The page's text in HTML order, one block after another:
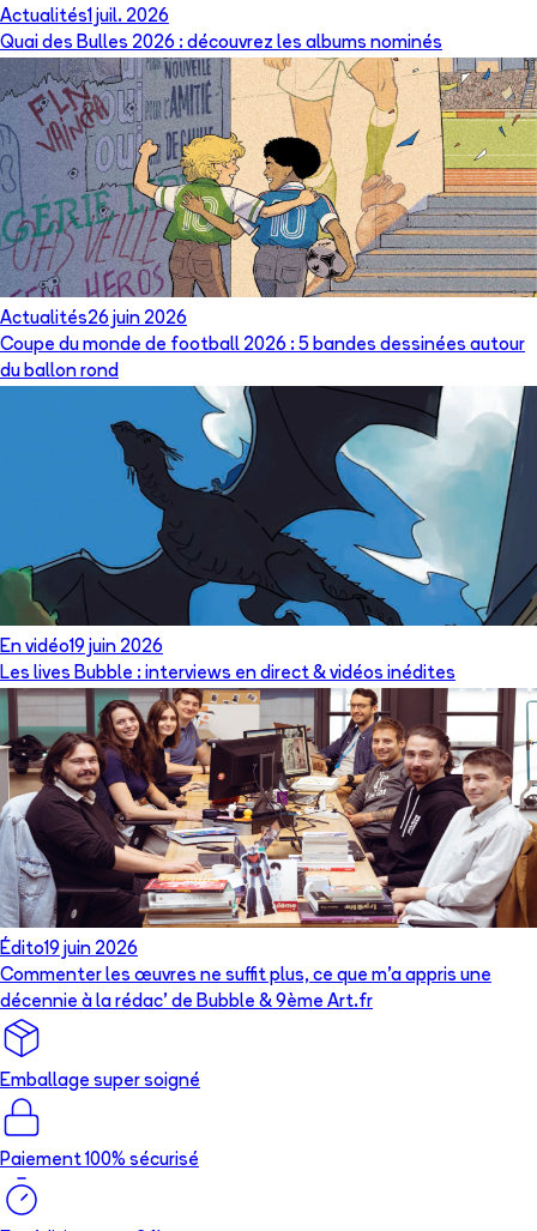
Actualités1 juil. 2026
Quai des Bulles 2026 : découvrez les albums nominés
Actualités26 juin 2026
Coupe du monde de football 2026 : 5 bandes dessinées autour
du ballon rond
En vidéo19 juin 2026
Les lives Bubble : interviews en direct & vidéos inédites
Édito19 juin 2026
Commenter les œuvres ne suffit plus, ce que m’a appris une
décennie à la rédac’ de Bubble & 9ème Art.fr
Emballage super soigné
Paiement 100% sécurisé